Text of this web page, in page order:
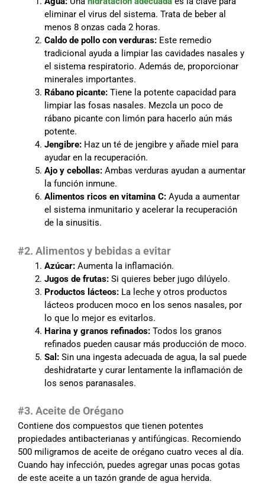
eliminar el virus del sistema. Trata de beber al
menos 8 onzas cada 2 horas.
Caldo de pollo con verduras: Este remedio
tradicional ayuda a limpiar las cavidades nasales y
el sistema respiratorio. Además de, proporcionar
minerales importantes.
Rábano picante: Tiene la potente capacidad para
limpiar las fosas nasales. Mezcla un poco de
rábano picante con limón para hacerlo aún más
potente.
Jengibre: Haz un té de jengibre y añade miel para
ayudar en la recuperación.
Ajo y cebollas: Ambas verduras ayudan a aumentar
la función inmune.
Alimentos ricos en vitamina C: Ayuda a aumentar
el sistema inmunitario y acelerar la recuperación
de la sinusitis.
#2. Alimentos y bebidas a evitar
Azúcar: Aumenta la inflamación.
Jugos de frutas: Si quieres beber jugo dilúyelo.
Productos lácteos: La leche y otros productos
lácteos producen moco en los senos nasales, por
lo que lo mejor es evitarlos.
Harina y granos refinados: Todos los granos
refinados pueden causar más producción de moco.
Sal: Sin una ingesta adecuada de agua, la sal puede
deshidratarte y curar lentamente la inflamación de
los senos paranasales.
#3. Aceite de Orégano
Contiene dos compuestos que tienen potentes
propiedades antibacterianas y antifúngicas. Recomiendo
500 miligramos de aceite de orégano cuatro veces al día.
Cuando hay infección, puedes agregar unas pocas gotas
de este aceite a un tazón grande de agua hervida.